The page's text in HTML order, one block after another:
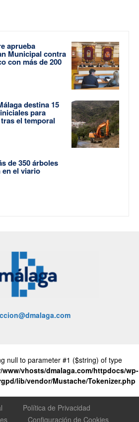
aprueba
Municipal contra
con más de 200
destina 15
para
el temporal
de 350 árboles
el viario
null to parameter #1 ($string) of type
www/vhosts/dmalaga.com/httpdocs/wp-
lib/vendor/Mustache/Tokenizer.php
Política de Privacidad
Configuración de Cookies